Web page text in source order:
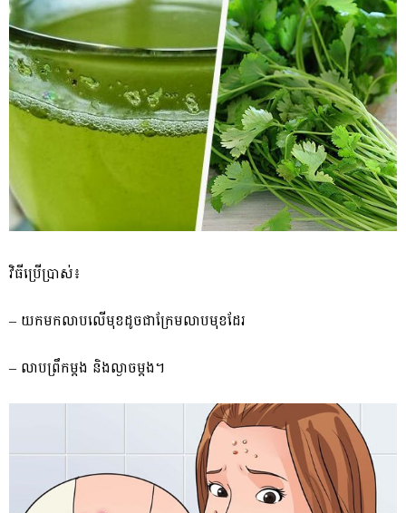
វិធីប្រើប្រាស់៖
– យកមក​លាប​លើ​មុខ​ដូចជា​ក្រែ​ម​លាបមុខ​ដែរ
– លាប​ព្រឹក​ម្ដង និង​ល្ងាច​ម្ដង​។